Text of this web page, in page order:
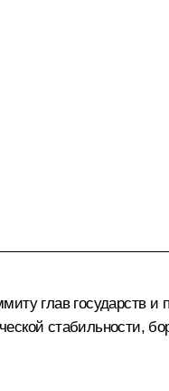
глав государств и
стабильности,